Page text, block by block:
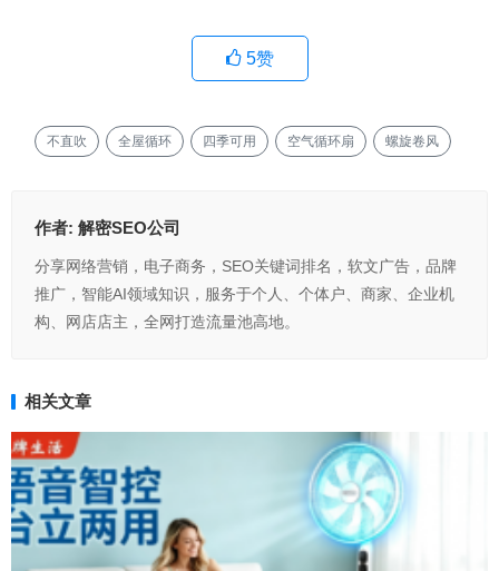
5赞
不直吹 全屋循环 四季可用 空气循环扇 螺旋卷风
作者: 解密SEO公司
分享网络营销，电子商务，SEO关键词排名，软文广告，品牌
推广，智能AI领域知识，服务于个人、个体户、商家、企业机
构、网店店主，全网打造流量池高地。
相关文章